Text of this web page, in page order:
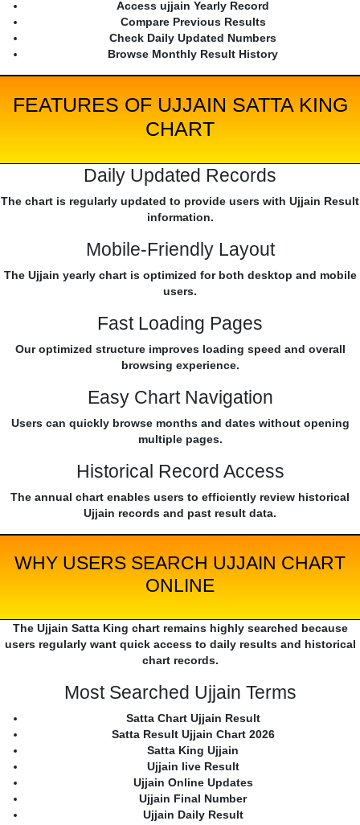
Access ujjain Yearly Record
Compare Previous Results
Check Daily Updated Numbers
Browse Monthly Result History
FEATURES OF UJJAIN SATTA KING
CHART
Daily Updated Records
The chart is regularly updated to provide users with Ujjain Result
information.
Mobile-Friendly Layout
The Ujjain yearly chart is optimized for both desktop and mobile
users.
Fast Loading Pages
Our optimized structure improves loading speed and overall
browsing experience.
Easy Chart Navigation
Users can quickly browse months and dates without opening
multiple pages.
Historical Record Access
The annual chart enables users to efficiently review historical
Ujjain records and past result data.
WHY USERS SEARCH UJJAIN CHART
ONLINE
The Ujjain Satta King chart remains highly searched because
users regularly want quick access to daily results and historical
chart records.
Most Searched Ujjain Terms
Satta Chart Ujjain Result
Satta Result Ujjain Chart 2026
Satta King Ujjain
Ujjain live Result
Ujjain Online Updates
Ujjain Final Number
Ujjain Daily Result